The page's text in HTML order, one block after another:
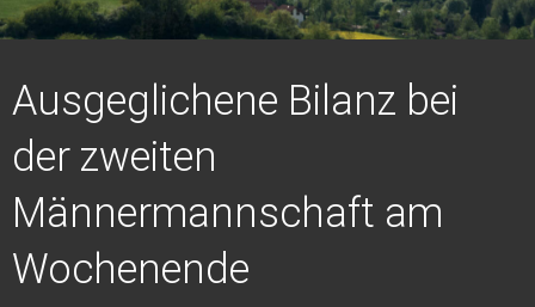
Ausgeglichene Bilanz bei
der zweiten
Männermannschaft am
Wochenende